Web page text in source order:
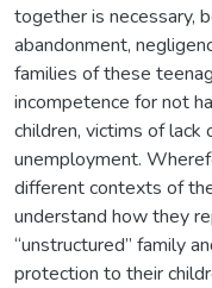
together is necessary,
abandonment,
families of these
incompetence for not
children, victims of lack
unemployment.
different contexts of
understand how they
“unstructured” family
protection to their